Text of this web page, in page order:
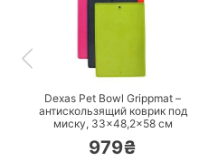
ПЕРЕЙТИ
Dexas Pet Bowl Grippmat –
антискользящий коврик под
миску, 33×48,2×58 см
979₴